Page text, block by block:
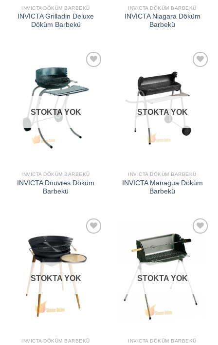
INVICTA DÖKÜM BARBEKÜ
INVICTA Grilladin Deluxe
Döküm Barbekü
INVICTA DÖKÜM BARBEKÜ
INVICTA Niagara Döküm
Barbekü
İSTEK
LISTEME
EKLE
STOKTA YOK
INVICTA DÖKÜM BARBEKÜ
INVICTA Douvres Döküm
Barbekü
İSTEK
LISTEME
EKLE
STOKTA YOK
INVICTA DÖKÜM BARBEKÜ
INVICTA Managua Döküm
Barbekü
İSTEK
LISTEME
EKLE
STOKTA YOK
INVICTA DÖKÜM BARBEKÜ
İSTEK
LISTEME
EKLE
STOKTA YOK
INVICTA DÖKÜM BARBEKÜ